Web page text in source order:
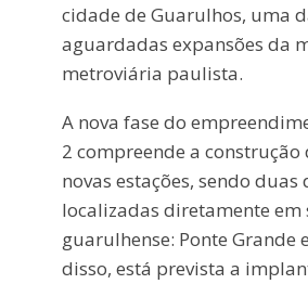
cidade de Guarulhos, uma
aguardadas expansões da
metroviária paulista.
A nova fase do
2 compreende a construção
novas estações, sendo duas
localizadas diretamente em
guarulhense: Ponte Grande
disso, está prevista a